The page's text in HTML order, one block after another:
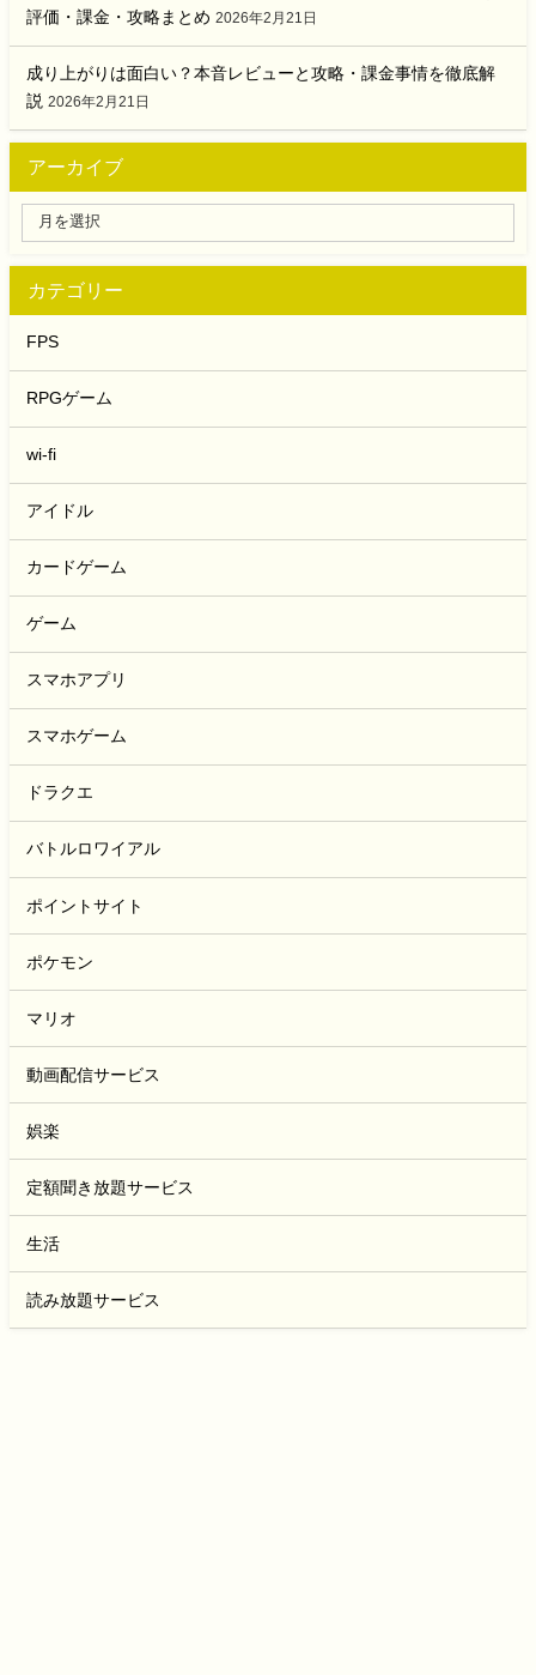
評価・課金・攻略まとめ 2026年2月21日
成り上がりは面白い？本音レビューと攻略・課金事情を徹底解
説 2026年2月21日
アーカイブ
カテゴリー
FPS
RPGゲーム
wi-fi
アイドル
カードゲーム
ゲーム
スマホアプリ
スマホゲーム
ドラクエ
バトルロワイアル
ポイントサイト
ポケモン
マリオ
動画配信サービス
娯楽
定額聞き放題サービス
生活
読み放題サービス